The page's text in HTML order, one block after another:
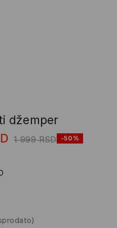
džemper
1 999 RSD -50%